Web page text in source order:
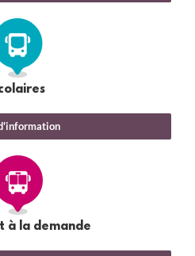
à la demande